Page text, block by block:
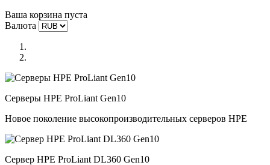
Ваша корзина пуста
Валюта
Серверы HPE ProLiant Gen10
Новое поколение высокопроизводительных серверов HPE
Сервер HPE ProLiant DL360 Gen10